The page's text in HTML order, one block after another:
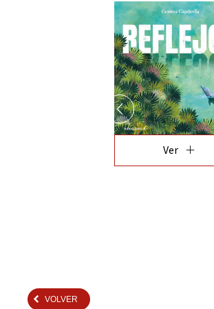
Ver add
VOLVER